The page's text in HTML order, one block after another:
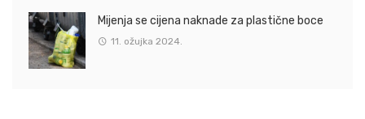
Mijenja se cijena naknade za plastične boce
11. ožujka 2024.